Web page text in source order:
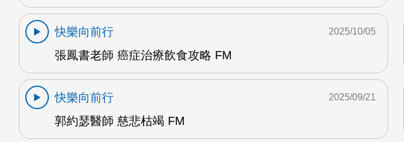
快樂向前行
張鳳書老師 癌症治療飲食攻略 FM
2025/10/05
快樂向前行
郭約瑟醫師 慈悲枯竭 FM
2025/09/21